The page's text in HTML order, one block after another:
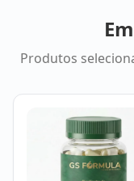
Produtos